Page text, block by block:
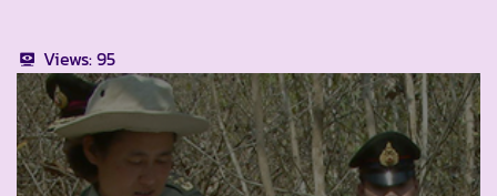
Views:95